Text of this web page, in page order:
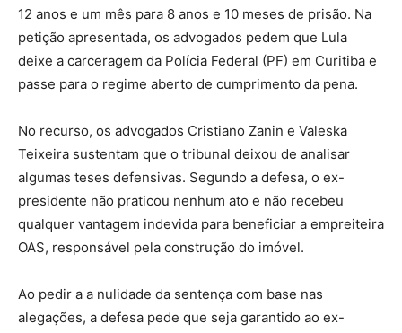
12 anos e um mês para 8 anos e 10 meses de prisão. Na
petição apresentada, os advogados pedem que Lula
deixe a carceragem da Polícia Federal (PF) em Curitiba e
passe para o regime aberto de cumprimento da pena.
No recurso, os advogados Cristiano Zanin e Valeska
Teixeira sustentam que o tribunal deixou de analisar
algumas teses defensivas. Segundo a defesa, o ex-
presidente não praticou nenhum ato e não recebeu
qualquer vantagem indevida para beneficiar a empreiteira
OAS, responsável pela construção do imóvel.
Ao pedir a a nulidade da sentença com base nas
alegações, a defesa pede que seja garantido ao ex-